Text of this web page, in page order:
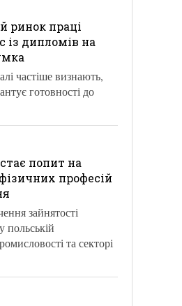
ринок праці
із дипломів на
частіше визнають,
готовності до
попит на
професій
зайнятості
польській
та секторі